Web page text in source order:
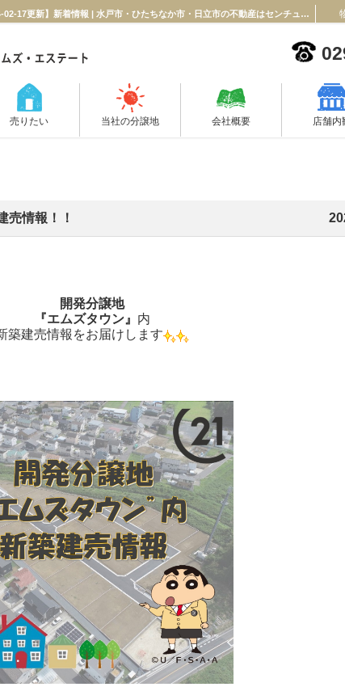
開発分譲地『エムズタウン』内新築建売情報！！【2024-02-17更新】新着情報 | 水戸市・ひたちなか市・日立市の不動産はセンチュリー21エムズ・エステート！
売りたい 当社の分譲地 会社概要 店舗内
売情報！！
開発分譲地
『エムズタウン』 内
築建売情報をお届けします